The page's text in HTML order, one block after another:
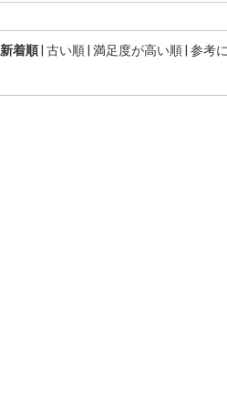
新着順 古い順 満足度が高い順 参考